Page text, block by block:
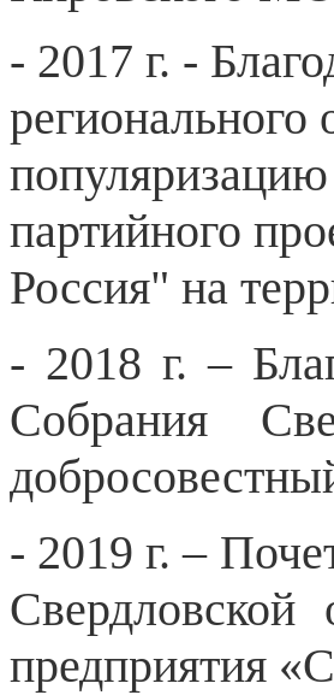
- 2017 г. -
партийного
Россия" на
- 2018 г. –
Собрания
- 2019 г. –
предприятия